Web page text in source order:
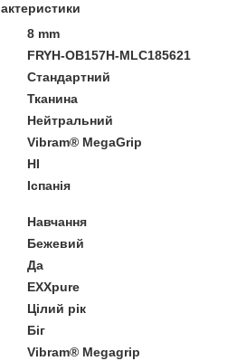
8 mm
FRYH-OB157H-MLC185621
Стандартний
Тканина
Нейтральний
Vibram® MegaGrip
HI
Іспанія
Навчання
Бежевий
Да
EXXpure
Цілий рік
Біг
Vibram® Megagrip